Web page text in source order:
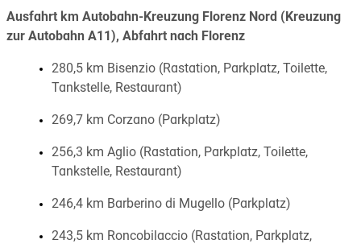
Ausfahrt km Autobahn-Kreuzung Florenz Nord (Kreuzung
zur Autobahn A11), Abfahrt nach Florenz
280,5 km Bisenzio (Rastation, Parkplatz, Toilette,
Tankstelle, Restaurant)
269,7 km Corzano (Parkplatz)
256,3 km Aglio (Rastation, Parkplatz, Toilette,
Tankstelle, Restaurant)
246,4 km Barberino di Mugello (Parkplatz)
243,5 km Roncobilaccio (Rastation, Parkplatz,